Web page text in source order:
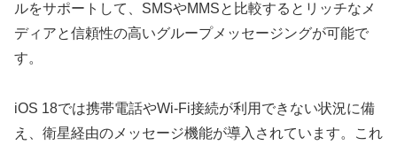
ルをサポートして、SMSやMMSと比較するとリッチなメ
ディアと信頼性の高いグループメッセージングが可能で
す。
iOS 18では携帯電話やWi-Fi接続が利用できない状況に備
え、衛星経由のメッセージ機能が導入されています。これ